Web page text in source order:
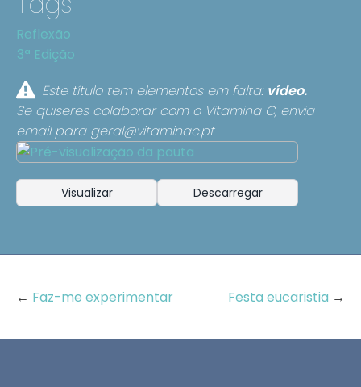
Reflexão
3ª Edição
Este título tem elementos em falta: vídeo.
Se quiseres colaborar com o Vitamina C, envia
email para geral@vitaminac.pt
Visualizar Descarregar
← Faz-me experimentar Festa eucaristia →